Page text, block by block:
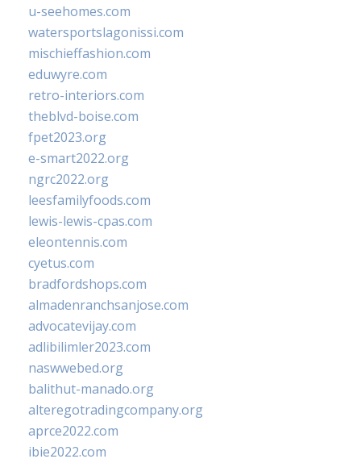
u-seehomes.com
watersportslagonissi.com
mischieffashion.com
eduwyre.com
retro-interiors.com
theblvd-boise.com
fpet2023.org
e-smart2022.org
ngrc2022.org
leesfamilyfoods.com
lewis-lewis-cpas.com
eleontennis.com
cyetus.com
bradfordshops.com
almadenranchsanjose.com
advocatevijay.com
adlibilimler2023.com
naswwebed.org
balithut-manado.org
alteregotradingcompany.org
aprce2022.com
ibie2022.com